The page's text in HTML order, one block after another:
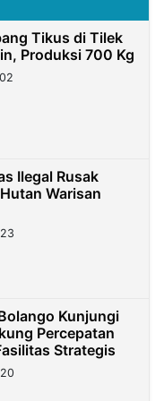
Tikus di Tilek
Produksi 700 Kg
Ilegal Rusak
Warisan
Kunjungi
Percepatan
Strategis